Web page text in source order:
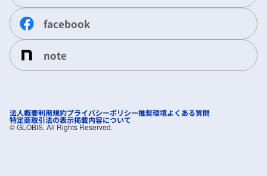
facebook
note
法人概要利用規約プライバシーポリシー推奨環境よくある質問
特定商取引法の表示掲載内容について
©︎ GLOBIS. All Rights Reserved.